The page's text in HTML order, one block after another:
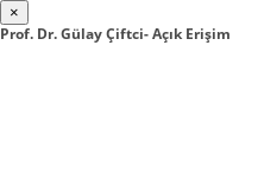
×
Prof. Dr. Gülay Çiftci- Açık Erişim